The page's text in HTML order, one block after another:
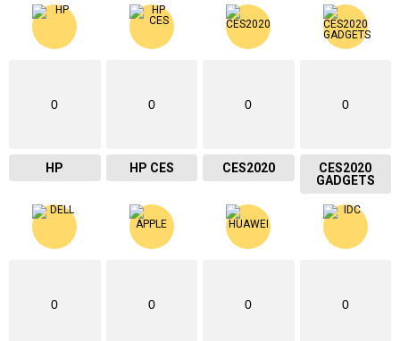
0
HP
0
HP CES
0
CES2020
0
CES2020
GADGETS
0 0 0 0